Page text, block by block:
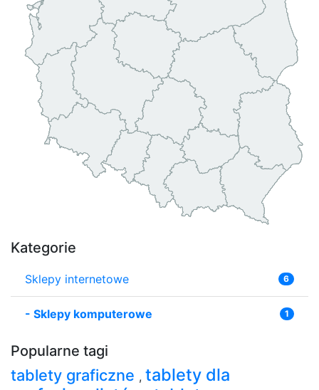
Kategorie
Sklepy internetowe 6
- Sklepy komputerowe 1
Popularne tagi
tablety graficzne , tablety dla